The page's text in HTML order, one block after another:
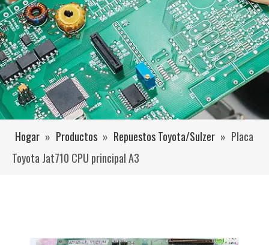
Hogar » Productos » Repuestos Toyota/Sulzer » Placa
Toyota Jat710 CPU principal A3